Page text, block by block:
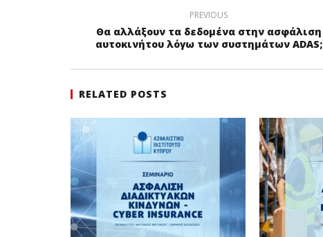
PREVIOUS
Θα αλλάξουν τα δεδομένα στην ασφάλιση
αυτοκινήτου λόγω των συστημάτων ADAS;
RELATED POSTS